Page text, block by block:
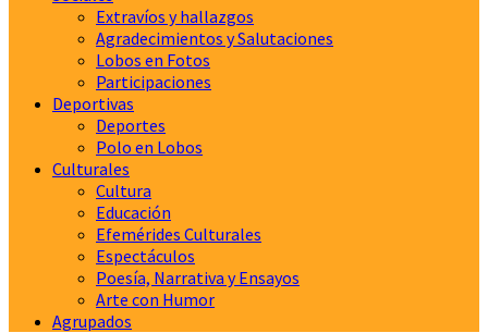
Extravíos y hallazgos
Agradecimientos y Salutaciones
Lobos en Fotos
Participaciones
Deportivas
Deportes
Polo en Lobos
Culturales
Cultura
Educación
Efemérides Culturales
Espectáculos
Poesía, Narrativa y Ensayos
Arte con Humor
Agrupados